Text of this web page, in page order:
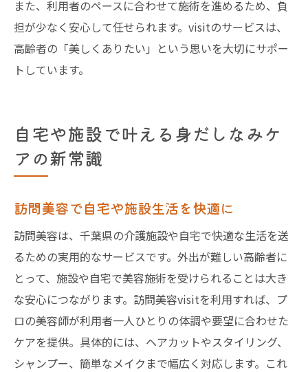
また、利用者のペースに合わせて施術を進めるため、負
担が少なく安心して任せられます。visitのサービスは、
高齢者の「美しくありたい」という思いを大切にサポー
トしています。
自宅や施設で叶える身だしなみケ
アの新常識
訪問美容で自宅や施設生活を快適に
訪問美容は、千葉県の介護施設や自宅で快適な生活を送
るための実用的なサービスです。外出が難しい高齢者に
とって、施設や自宅で美容施術を受けられることは大き
な安心につながります。訪問美容visitを利用すれば、プ
ロの美容師が利用者一人ひとりの体調や要望に合わせた
ケアを提供。具体的には、ヘアカットやスタイリング、
シャンプー、簡単なメイクまで幅広く対応します。これ